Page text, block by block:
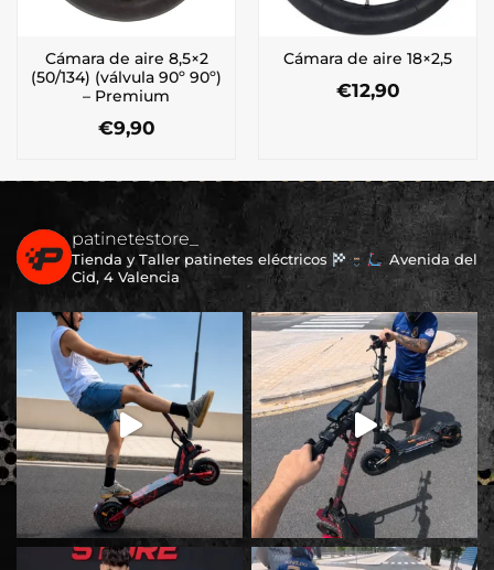
Cámara de aire 8,5×2
(50/134) (válvula 90º 90º)
– Premium
€9,90
Cámara de aire 18×2,5
€12,90
patinetestore_
Tienda y Taller patinetes eléctricos
Avenida del
Cid, 4 Valencia